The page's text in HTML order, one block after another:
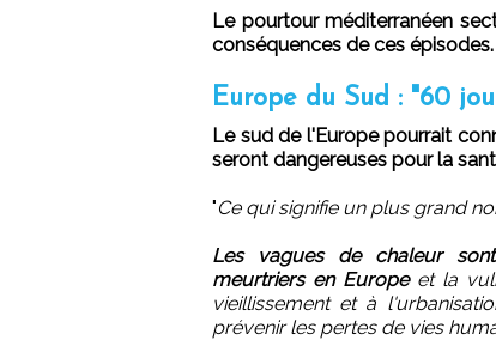
Le pourtour méditerranéen
conséquences de ces épisodes.
Europe du Sud : "60
Le sud de l'Europe pourrait
seront dangereuses pour la
"Ce qui signifie un plus grand
Les vagues de chaleur
meurtriers en Europeet la
vieillissement et à
prévenir les pertes de vies